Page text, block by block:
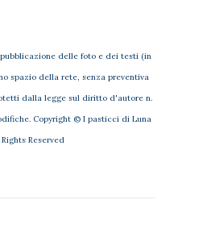
pubblicazione delle foto e dei testi (in
spazio della rete, senza preventiva
dalla legge sul diritto d'autore n.
Copyright © I pasticci di Luna
Reserved